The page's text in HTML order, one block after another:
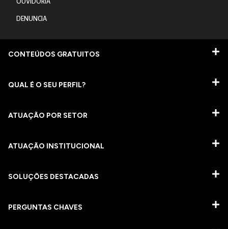
OUVIDORIA
DENUNCIA
CONTEÚDOS GRATUITOS
QUAL É O SEU PERFIL?
ATUAÇÃO POR SETOR
ATUAÇÃO INSTITUCIONAL
SOLUÇÕES DESTACADAS
PERGUNTAS CHAVES​